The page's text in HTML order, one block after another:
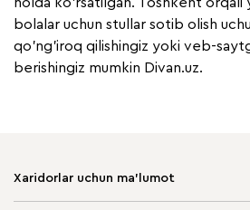
bolalar uchun stullar sotib olish
qo'ng'iroq qilishingiz yoki veb-
berishingiz mumkin Divan.uz.
Xaridorlar uchun ma'lumot